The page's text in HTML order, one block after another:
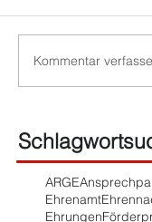
Kommentar
ARGE
Ehrenamt
Ehrungen